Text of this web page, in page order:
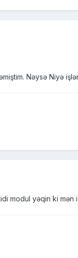
Nəysə Niyə
modul yəqin ki mən